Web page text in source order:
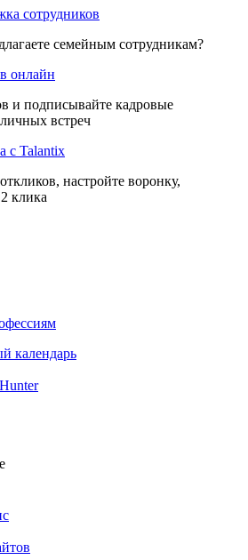
сотрудников
семейным сотрудникам?
онлайн
и подписывайте кадровые
встреч
с Talantix
настройте воронку,
клика
календарь